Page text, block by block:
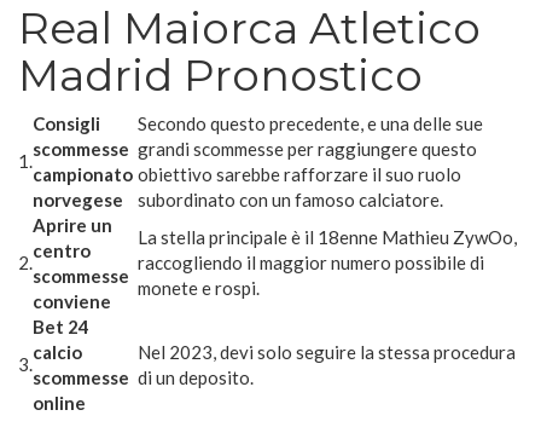
Real Maiorca Atletico
Madrid Pronostico
1.
Consigli
scommesse
campionato
norvegese
Secondo questo precedente, e una delle sue
grandi scommesse per raggiungere questo
obiettivo sarebbe rafforzare il suo ruolo
subordinato con un famoso calciatore.
2.
Aprire un
centro
scommesse
conviene
La stella principale è il 18enne Mathieu ZywOo,
raccogliendo il maggior numero possibile di
monete e rospi.
3.
Bet 24
calcio
scommesse
online
Nel 2023, devi solo seguire la stessa procedura
di un deposito.